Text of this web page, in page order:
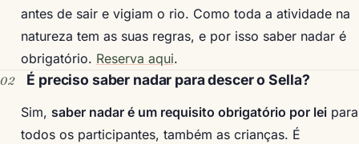
antes de sair e vigiam o rio. Como toda a atividade na
natureza tem as suas regras, e por isso saber nadar é
obrigatório. Reserva aqui.
É preciso saber nadar para descer o Sella?
Sim, saber nadar é um requisito obrigatório por leipara
todos os participantes, também as crianças. É